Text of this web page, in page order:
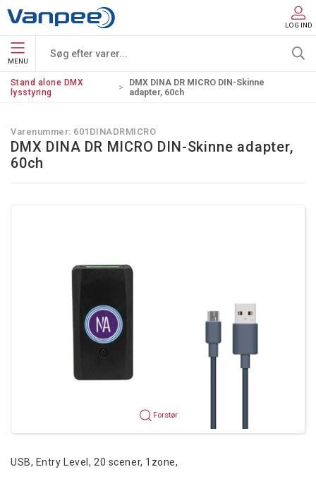
LOG IND
MENU
Stand alone DMX
lysstyring
DMX DINA DR MICRO DIN-Skinne
adapter, 60ch
Varenummer: 601DINADRMICRO
DMX DINA DR MICRO DIN-Skinne adapter,
60ch
Forstør
USB, Entry Level, 20 scener, 1zone,